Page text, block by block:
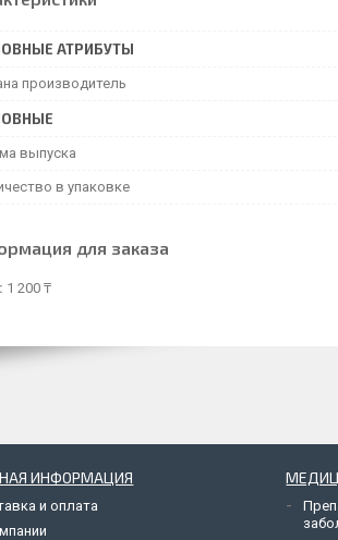
АТРИБУТЫ
производитель
выпуска
в упаковке
для заказа
1 200 ₸
ИНФОРМАЦИЯ
и оплата